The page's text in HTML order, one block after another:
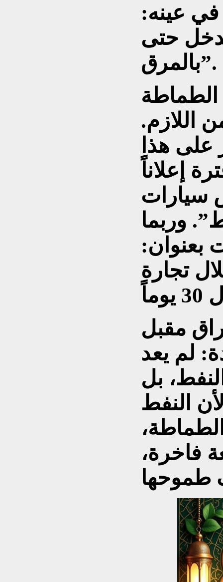
في عينه:
حتى
بالمرق”.
اللازم.
على هذا
إعلاناً
سيارات
وربما
بعنوان:
تجارة
مقبل
لم يعد
بل
النفط
فاخرة،